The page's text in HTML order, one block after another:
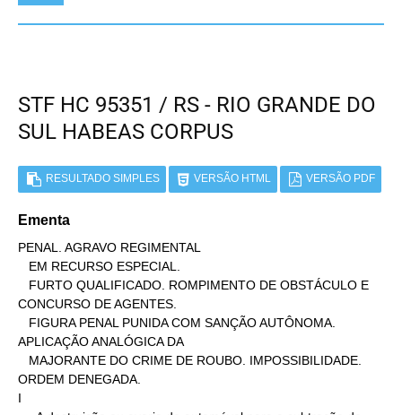
STF HC 95351 / RS - RIO GRANDE DO
SUL HABEAS CORPUS
RESULTADO SIMPLES VERSÃO HTML VERSÃO PDF
Ementa
PENAL. AGRAVO REGIMENTAL
CONCURSO DE AGENTES.
APLICAÇÃO ANALÓGICA DA
ORDEM DENEGADA.
I